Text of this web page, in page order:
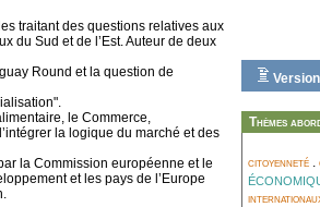
traitant des questions relatives aux
du Sud et de l’Est. Auteur de deux
Round et la question de
le Commerce,
la logique du marché et des
la Commission européenne et le
et les pays de l’Europe
Thèmes
citoyenneté .